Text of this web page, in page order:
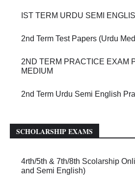
IST TERM URDU SEMI
2nd Term Test Papers (Urdu
2ND TERM PRACTICE EXAM
MEDIUM
2nd Term Urdu Semi English
SCHOLARSHIP EXAMS
4rth/5th & 7th/8th Scolarship
and Semi English)